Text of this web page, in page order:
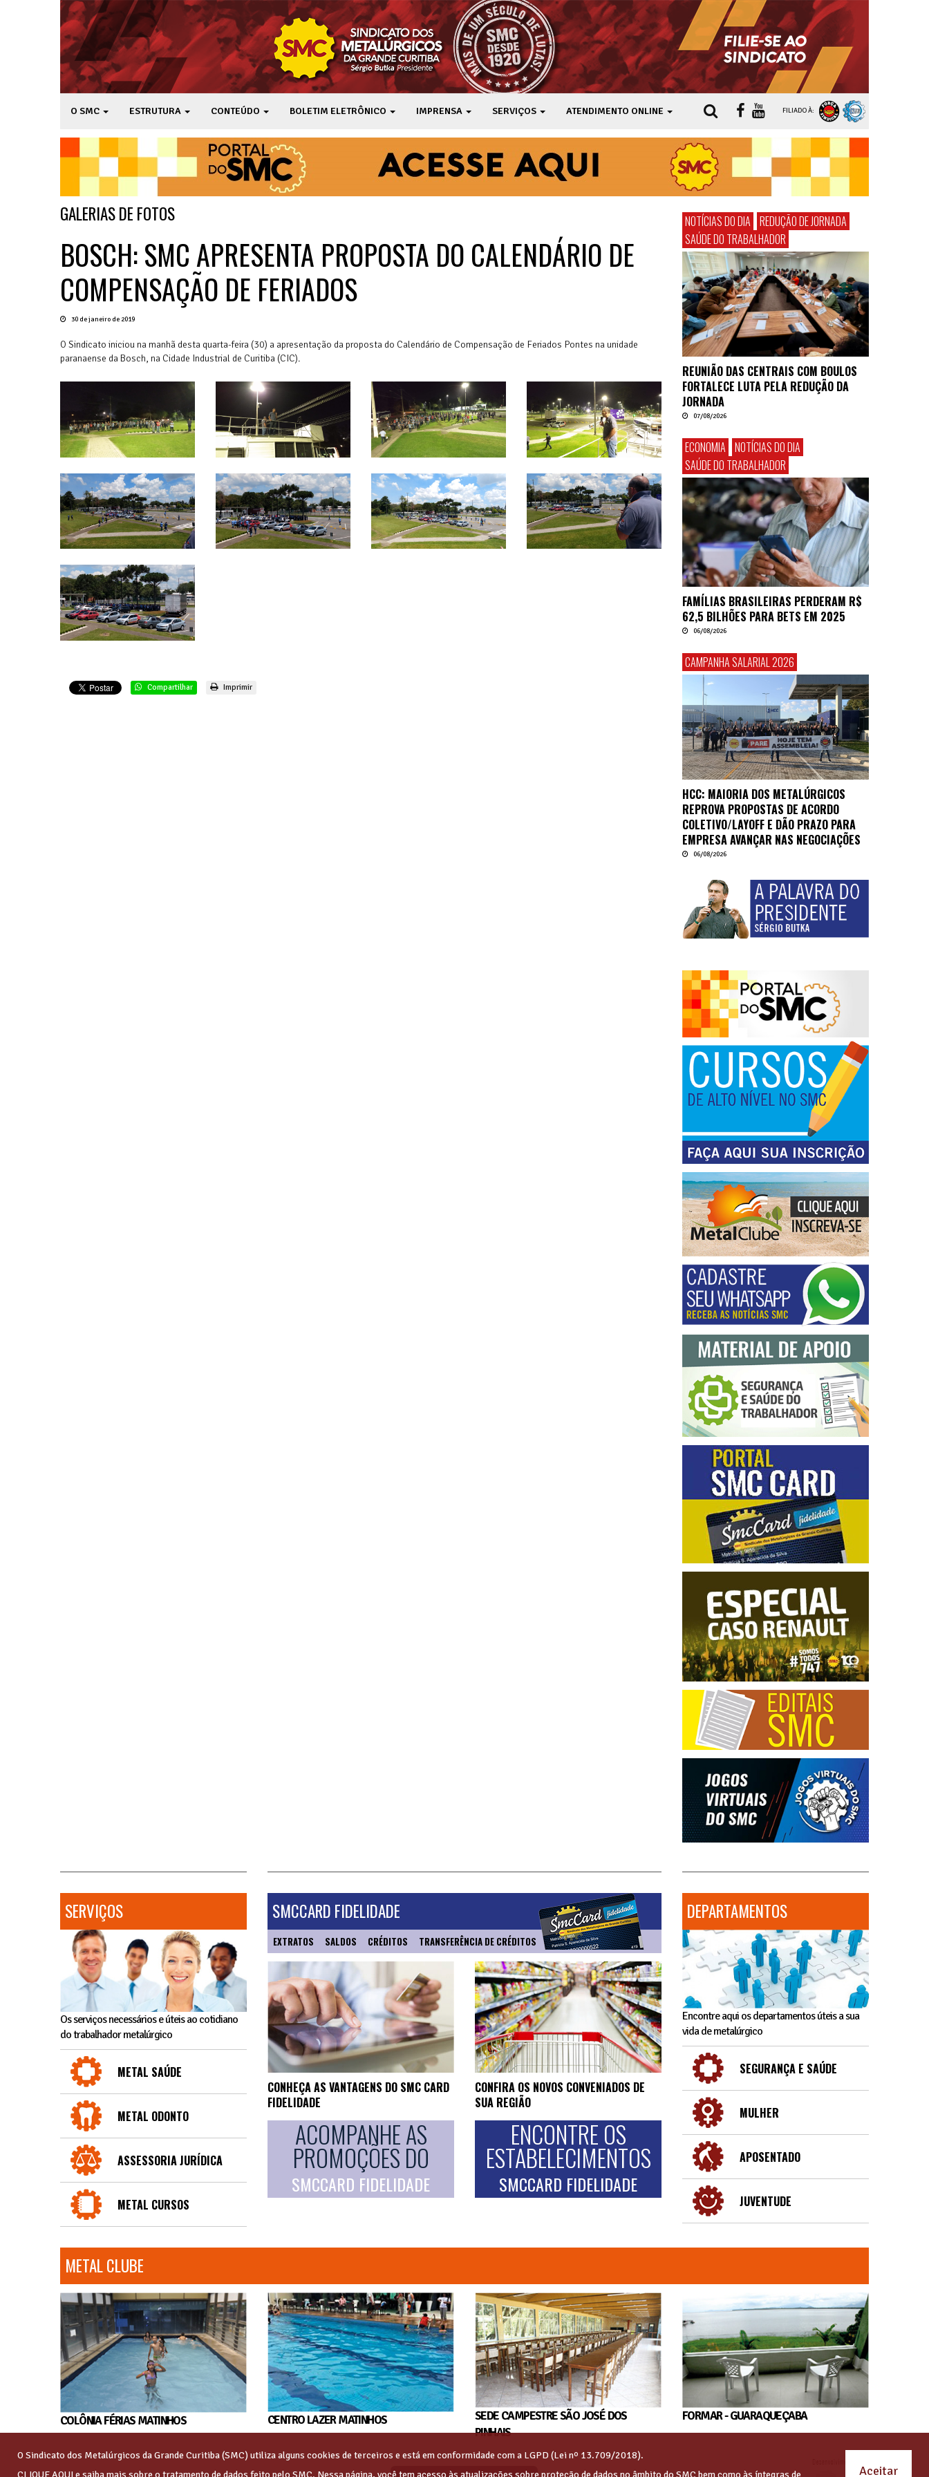
O SMC ESTRUTURA CONTEÚDO BOLETIM ELETRÔNICO IMPRENSA SERVIÇOS ATENDIMENTO ONLINE FILIADO À:
GALERIAS DE FOTOS
BOSCH: SMC APRESENTA PROPOSTA DO CALENDÁRIO DE
COMPENSAÇÃO DE FERIADOS
30 de janeiro de 2019
O Sindicato iniciou na manhã desta quarta-feira (30) a apresentação da proposta do Calendário de Compensação de Feriados Pontes na unidade
paranaense da Bosch, na Cidade Industrial de Curitiba (CIC).
Compartilhar Imprimir
NOTÍCIAS DO DIA REDUÇÃO DE JORNADA
SAÚDE DO TRABALHADOR
REUNIÃO DAS CENTRAIS COM BOULOS
FORTALECE LUTA PELA REDUÇÃO DA
JORNADA
07/08/2026
ECONOMIA NOTÍCIAS DO DIA
SAÚDE DO TRABALHADOR
FAMÍLIAS BRASILEIRAS PERDERAM R$
62,5 BILHÕES PARA BETS EM 2025
06/08/2026
CAMPANHA SALARIAL 2026
HCC: MAIORIA DOS METALÚRGICOS
REPROVA PROPOSTAS DE ACORDO
COLETIVO/LAYOFF E DÃO PRAZO PARA
EMPRESA AVANÇAR NAS NEGOCIAÇÕES
06/08/2026
SERVIÇOS
Os serviços necessários e úteis ao cotidiano
do trabalhador metalúrgico
METAL SAÚDE
METAL ODONTO
ASSESSORIA JURÍDICA
METAL CURSOS
SMCCARD FIDELIDADE
EXTRATOS SALDOS CRÉDITOS TRANSFERÊNCIA DE CRÉDITOS
CONHEÇA AS VANTAGENS DO SMC CARD
FIDELIDADE
ACOMPANHE AS
PROMOÇÕES DO
SMCCARD FIDELIDADE
CONFIRA OS NOVOS CONVENIADOS DE
SUA REGIÃO
ENCONTRE OS
ESTABELECIMENTOS
SMCCARD FIDELIDADE
DEPARTAMENTOS
Encontre aqui os departamentos úteis a sua
vida de metalúrgico
SEGURANÇA E SAÚDE
MULHER
APOSENTADO
JUVENTUDE
METAL CLUBE
COLÔNIA FÉRIAS MATINHOS CENTRO LAZER MATINHOS
SEDE CAMPESTRE SÃO JOSÉ DOS
PINHAIS
FORMAR - GUARAQUEÇABA
O Sindicato dos Metalúrgicos da Grande Curitiba (SMC) utiliza alguns cookies de terceiros e está em conformidade com a LGPD (Lei nº 13.709/2018).
CLIQUE AQUIe saiba mais sobre o tratamento de dados feito pelo SMC. Nessa página, você tem acesso às atualizações sobre proteção de dados no âmbito do SMC bem como às íntegras de Aceitar